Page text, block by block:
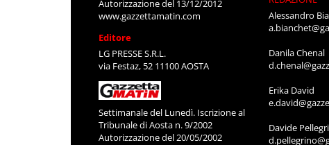
Autorizzazione del 13/12/2012
www.gazzettamatin.com
Editore
LG PRESSE S.R.L.
via Festaz, 52 11100 AOSTA
Settimanale del Lunedì. Iscrizione al
Tribunale di Aosta n. 9/2002
Autorizzazione del 20/05/2002
Alessandro
Danila Chenal
Erika David
Davide